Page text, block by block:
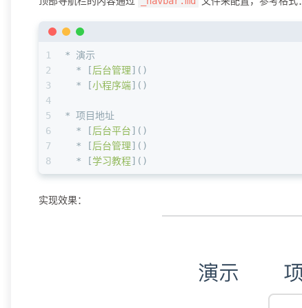
1
2
3
4
5
6
7
8
* 演示
  *
[后台管理]( )
  *
[小程序端]( )
* 项目地址
  *
[后台平台]( )
  *
[后台管理]( )
  *
[学习教程]( )
实现效果：